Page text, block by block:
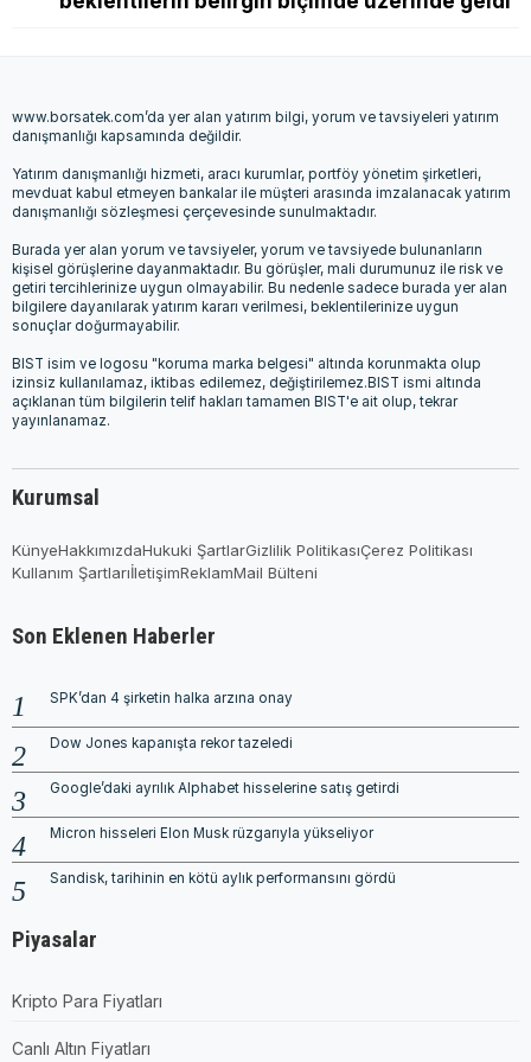
www.borsatek.com’da yer alan yatırım bilgi, yorum ve tavsiyeleri yatırım
danışmanlığı kapsamında değildir.
Yatırım danışmanlığı hizmeti, aracı kurumlar, portföy yönetim şirketleri,
mevduat kabul etmeyen bankalar ile müşteri arasında imzalanacak yatırım
danışmanlığı sözleşmesi çerçevesinde sunulmaktadır.
Burada yer alan yorum ve tavsiyeler, yorum ve tavsiyede bulunanların
kişisel görüşlerine dayanmaktadır. Bu görüşler, mali durumunuz ile risk ve
getiri tercihlerinize uygun olmayabilir. Bu nedenle sadece burada yer alan
bilgilere dayanılarak yatırım kararı verilmesi, beklentilerinize uygun
sonuçlar doğurmayabilir.
BIST isim ve logosu "koruma marka belgesi" altında korunmakta olup
izinsiz kullanılamaz, iktibas edilemez, değiştirilemez.BIST ismi altında
açıklanan tüm bilgilerin telif hakları tamamen BIST'e ait olup, tekrar
yayınlanamaz.
Kurumsal
KünyeHakkımızdaHukuki ŞartlarGizlilik PolitikasıÇerez Politikası
Kullanım ŞartlarıİletişimReklamMail Bülteni
Son Eklenen Haberler
SPK’dan 4 şirketin halka arzına onay
Dow Jones kapanışta rekor tazeledi
Google’daki ayrılık Alphabet hisselerine satış getirdi
Micron hisseleri Elon Musk rüzgarıyla yükseliyor
Sandisk, tarihinin en kötü aylık performansını gördü
Piyasalar
Kripto Para Fiyatları
Canlı Altın Fiyatları